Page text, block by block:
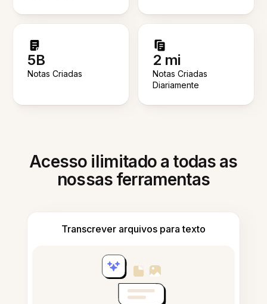
5B
Notas Criadas
2 mi
Notas Criadas
Diariamente
Acesso ilimitado a todas as
nossas ferramentas
Transcrever arquivos para texto